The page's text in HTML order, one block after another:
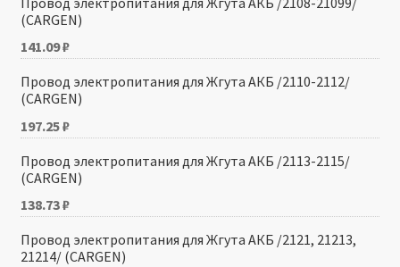
(CARGEN)
141.09₽
Провод электропитания для Жгута АКБ /2110-2112/
(CARGEN)
197.25₽
Провод электропитания для Жгута АКБ /2113-2115/
(CARGEN)
138.73₽
Провод электропитания для Жгута АКБ /2121, 21213,
21214/ (CARGEN)